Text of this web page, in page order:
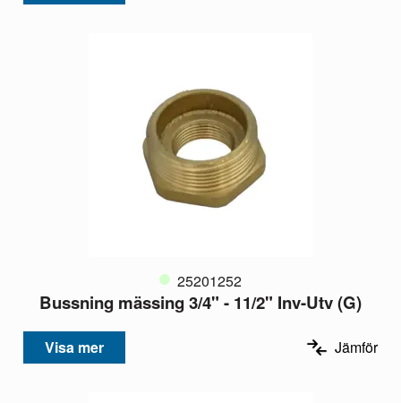
25201252
Bussning mässing 3/4" - 11/2" Inv-Utv (G)
Visa mer Jämför